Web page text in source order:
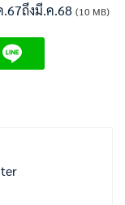
ถึงมี.ค.68 (10 MB)